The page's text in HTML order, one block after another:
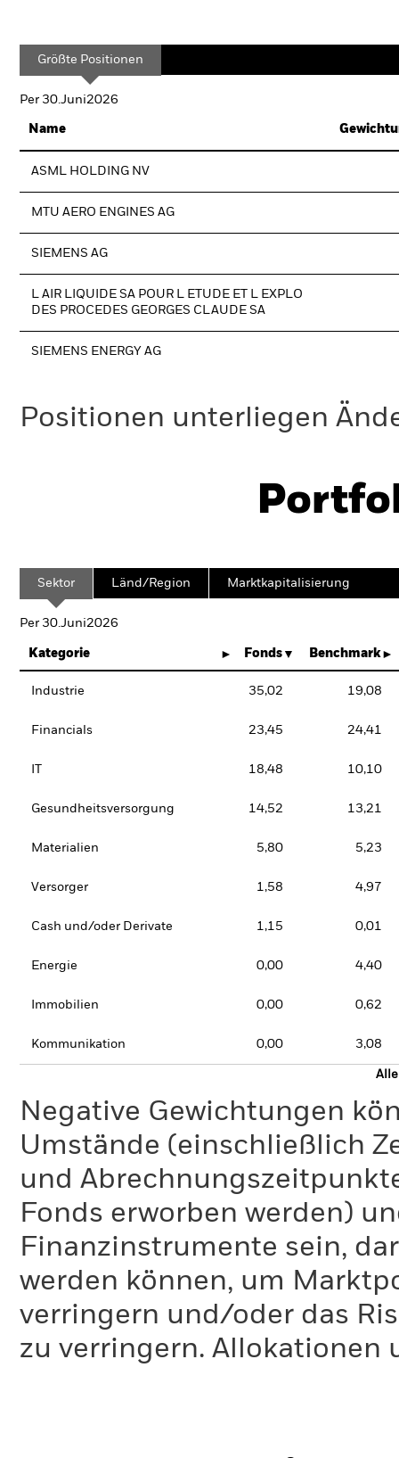
Größte Positionen
Per 30.Juni2026
Name
ASML HOLDING NV
MTU AERO ENGINES AG
SIEMENS AG
L AIR LIQUIDE SA POUR L ETUDE ET L EXPLO
DES PROCEDES GEORGES CLAUDE SA
SIEMENS ENERGY AG
Positionen unterliegen
Sektor Länd/Region Marktkapitalisierung
Per 30.Juni2026
Kategorie Fonds Benchmark
Industrie 35,02 19,08
Financials 23,45 24,41
18,48 10,10
Gesundheitsversorgung 14,52 13,21
Materialien 5,80 5,23
Versorger 1,58 4,97
Cash und/oder Derivate 1,15 0,01
Energie 0,00 4,40
Immobilien 0,00 0,62
Kommunikation 0,00 3,08
Negative Gewichtungen
Umstände (einschließlich
und
Fonds erworben werden)
Finanzinstrumente sein,
werden können, um
verringern und/oder das
zu verringern. Allokationen